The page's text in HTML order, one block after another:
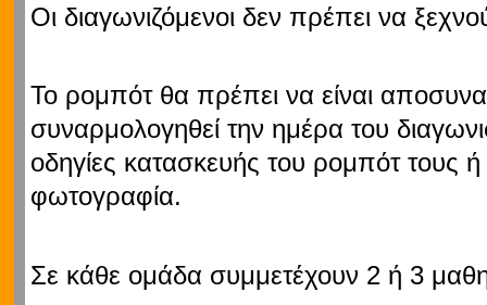
Οι διαγωνιζόμενοι δεν πρέπει να
Το ρομπότ θα πρέπει να είναι
συναρμολογηθεί την ημέρα του
οδηγίες κατασκευής του ρομπότ τους
φωτογραφία.
Σε κάθε ομάδα συμμετέχουν 2 ή 3